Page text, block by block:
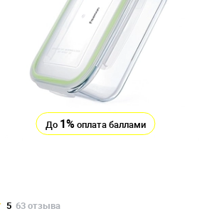
До 1% оплата баллами
5 63 отзыва